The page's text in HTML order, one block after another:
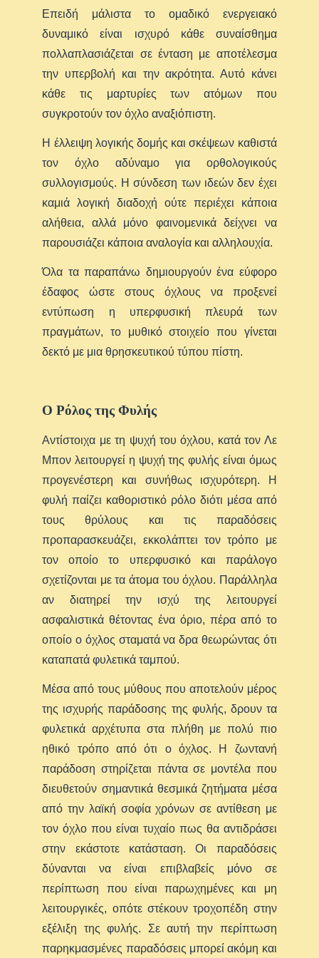
Επειδή μάλιστα το ομαδικό ενεργειακό
δυναμικό είναι ισχυρό κάθε συναίσθημα
πολλαπλασιάζεται σε ένταση με αποτέλεσμα
την υπερβολή και την ακρότητα. Αυτό κάνει
κάθε τις μαρτυρίες των ατόμων που
συγκροτούν τον όχλο αναξιόπιστη.
Η έλλειψη λογικής δομής και σκέψεων καθιστά
τον όχλο αδύναμο για ορθολογικούς
συλλογισμούς. Η σύνδεση των ιδεών δεν έχει
καμιά λογική διαδοχή ούτε περιέχει κάποια
αλήθεια, αλλά μόνο φαινομενικά δείχνει να
παρουσιάζει κάποια αναλογία και αλληλουχία.
Όλα τα παραπάνω δημιουργούν ένα εύφορο
έδαφος ώστε στους όχλους να προξενεί
εντύπωση η υπερφυσική πλευρά των
πραγμάτων, το μυθικό στοιχείο που γίνεται
δεκτό με μια θρησκευτικού τύπου πίστη.
Ο Ρόλος της Φυλής
Αντίστοιχα με τη ψυχή του όχλου, κατά τον Λε
Μπον λειτουργεί η ψυχή της φυλής είναι όμως
προγενέστερη και συνήθως ισχυρότερη. Η
φυλή παίζει καθοριστικό ρόλο διότι μέσα από
τους θρύλους και τις παραδόσεις
προπαρασκευάζει, εκκολάπτει τον τρόπο με
τον οποίο το υπερφυσικό και παράλογο
σχετίζονται με τα άτομα του όχλου. Παράλληλα
αν διατηρεί την ισχύ της λειτουργεί
ασφαλιστικά θέτοντας ένα όριο, πέρα από το
οποίο ο όχλος σταματά να δρα θεωρώντας ότι
καταπατά φυλετικά ταμπού.
Μέσα από τους μύθους που αποτελούν μέρος
της ισχυρής παράδοσης της φυλής, δρουν τα
φυλετικά αρχέτυπα στα πλήθη με πολύ πιο
ηθικό τρόπο από ότι ο όχλος. Η ζωντανή
παράδοση στηρίζεται πάντα σε μοντέλα που
διευθετούν σημαντικά θεσμικά ζητήματα μέσα
από την λαϊκή σοφία χρόνων σε αντίθεση με
τον όχλο που είναι τυχαίο πως θα αντιδράσει
στην εκάστοτε κατάσταση. Οι παραδόσεις
δύνανται να είναι επιβλαβείς μόνο σε
περίπτωση που είναι παρωχημένες και μη
λειτουργικές, οπότε στέκουν τροχοπέδη στην
εξέλιξη της φυλής. Σε αυτή την περίπτωση
παρηκμασμένες παραδόσεις μπορεί ακόμη και